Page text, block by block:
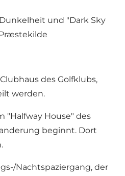
und "Dark Sky
des Golfklubs,
werden.
"Halfway House" des
beginnt. Dort
Nachtspaziergang, der